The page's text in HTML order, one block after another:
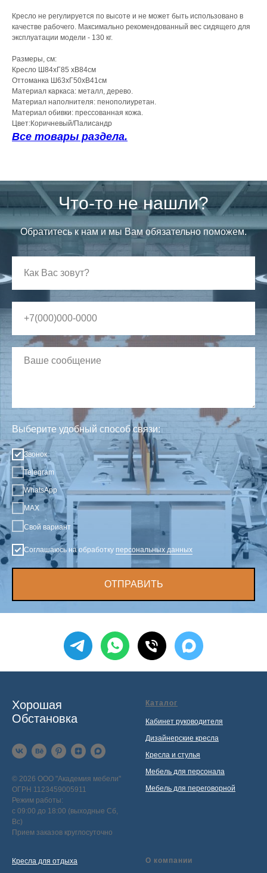
Кресло не регулируется по высоте и не может быть использовано в
качестве рабочего. Максимально рекомендованный вес сидящего для
эксплуатации модели - 130 кг.
Размеры, см:
Кресло Ш84хГ85 хВ84см
Оттоманка Ш63хГ50хВ41см
Материал каркаса: металл, дерево.
Материал наполнителя: пенополиуретан.
Материал обивки: прессованная кожа.
Цвет:Коричневый/Палисандр
Все товары раздела.
Что-то не нашли?
Обратитесь к нам и мы Вам обязательно поможем.
Выберите удобный способ связи:
Звонок
Telegram
WhatsApp
MAX
Свой вариант
Соглашаюсь на обработку персональных данных
ОТПРАВИТЬ
Хорошая
Обстановка
© 2026 ООО "Академия мебели"
ОГРН 1123459005911
Режим работы:
с 09:00 до 18:00 (выходные Сб,
Вс)
Прием заказов круглосуточно
Каталог
Кабинет руководителя
Дизайнерские кресла
Кресла и стулья
Мебель для персонала
Мебель для переговорной
Кресла для отдыха О компании